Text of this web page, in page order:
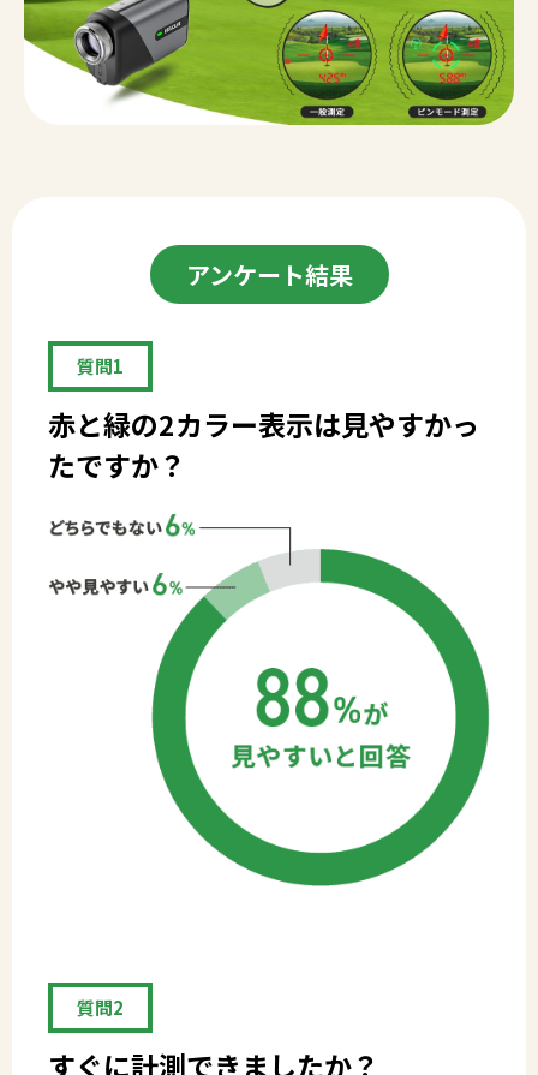
アンケート結果
質問1
赤と緑の2カラー表示は見やすかっ
たですか？
質問2
すぐに計測できましたか？